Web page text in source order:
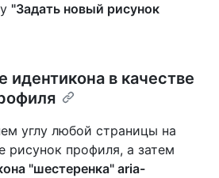
"Задать новый рисунок
идентикона в качестве
углу любой страницы на
рисунок профиля, а затем
"шестеренка" aria-